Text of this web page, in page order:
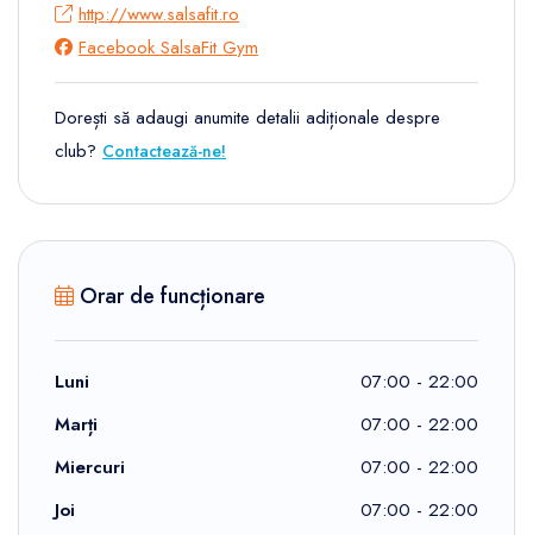
http://www.salsafit.ro
Facebook SalsaFit Gym
Dorești să adaugi anumite detalii adiționale despre
club? Contactează-ne!
Orar de funcționare
Luni
07:00 - 22:00
Marți
07:00 - 22:00
Miercuri
07:00 - 22:00
Joi
07:00 - 22:00